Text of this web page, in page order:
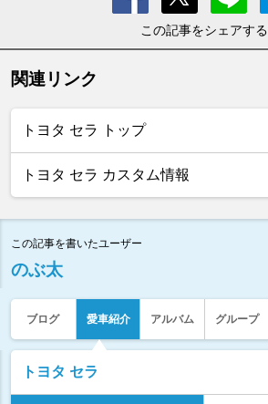
この記事をシェアする
関連リンク
トヨタ セラ トップ
トヨタ セラ カスタム情報
この記事を書いたユーザー
のぶ太
ブログ 愛車紹介 アルバム グループ
トヨタ セラ